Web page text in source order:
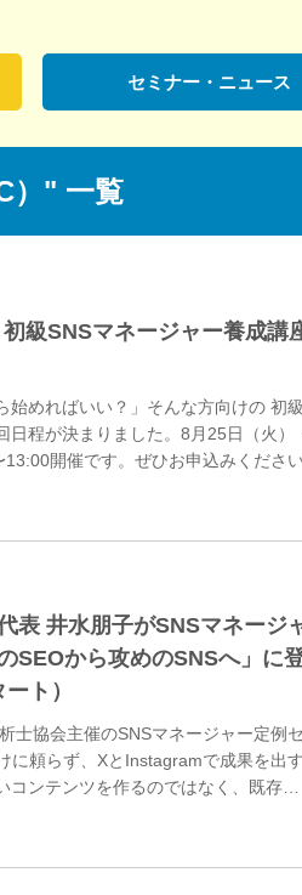
セミナー・ニュース
" 一覧
初級SNSマネージャー養成講
始めればいい？」そんな方向けの 初級
日程が決まりました。8月25日（火）
開催です。ぜひお申込みください
表 井水朋子がSNSマネージ
SEOから攻めのSNSへ」に
ト）
士協会主催のSNSマネージャー定例セ
に頼らず、XとInstagramで成果を出す
ンテンツを作るのではなく、既存の
る 「リパーパシング」についてお伝